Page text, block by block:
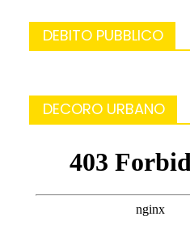
DEBITO PUBBLICO
DECORO URBANO